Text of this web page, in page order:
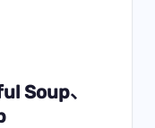
Soup、